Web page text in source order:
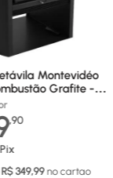
Montevidéo
Grafite -
,90
349,99 no cartao